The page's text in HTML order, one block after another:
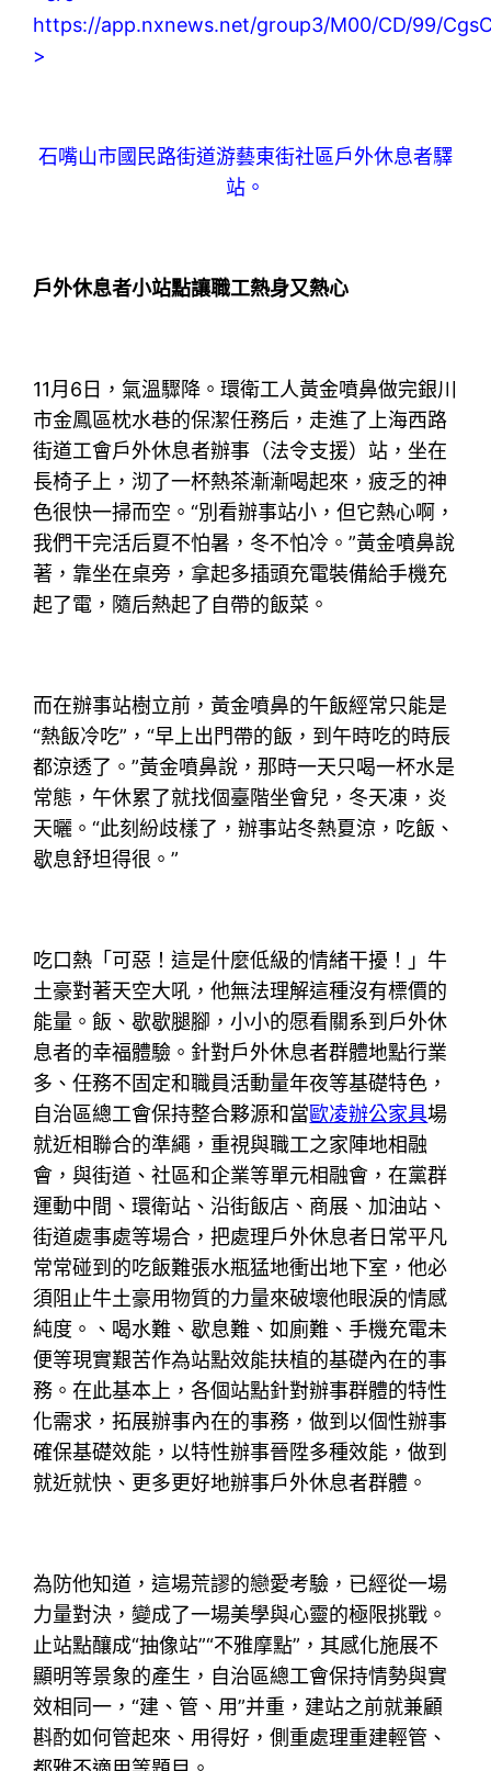
https://app.nxnews.net/group3/M00/CD/99/
>
石嘴山市國民路街道游藝東街社區戶外休息者驛
站。
戶外休息者小站點讓職工熱身又熱心
11月6日，氣溫驟降。環衛工人黃金噴鼻做完銀川
市金鳳區枕水巷的保潔任務后，走進了上海西路
街道工會戶外休息者辦事（法令支援）站，坐在
長椅子上，沏了一杯熱茶漸漸喝起來，疲乏的神
色很快一掃而空。“別看辦事站小，但它熱心啊，
我們干完活后夏不怕暑，冬不怕冷。”黃金噴鼻說
著，靠坐在桌旁，拿起多插頭充電裝備給手機充
起了電，隨后熱起了自帶的飯菜。
而在辦事站樹立前，黃金噴鼻的午飯經常只能是
“熱飯冷吃”，“早上出門帶的飯，到午時吃的時辰
都涼透了。”黃金噴鼻說，那時一天只喝一杯水是
常態，午休累了就找個臺階坐會兒，冬天凍，炎
天曬。“此刻紛歧樣了，辦事站冬熱夏涼，吃飯、
歇息舒坦得很。”
吃口熱「可惡！這是什麼低級的情緒干擾！」牛
土豪對著天空大吼，他無法理解這種沒有標價的
能量。飯、歇歇腿腳，小小的愿看關系到戶外休
息者的幸福體驗。針對戶外休息者群體地點行業
多、任務不固定和職員活動量年夜等基礎特色，
自治區總工會保持整合夥源和當歐凌辦公家具場
就近相聯合的準繩，重視與職工之家陣地相融
會，與街道、社區和企業等單元相融會，在黨群
運動中間、環衛站、沿街飯店、商展、加油站、
街道處事處等場合，把處理戶外休息者日常平凡
常常碰到的吃飯難張水瓶猛地衝出地下室，他必
須阻止牛土豪用物質的力量來破壞他眼淚的情感
純度。、喝水難、歇息難、如廁難、手機充電未
便等現實艱苦作為站點效能扶植的基礎內在的事
務。在此基本上，各個站點針對辦事群體的特性
化需求，拓展辦事內在的事務，做到以個性辦事
確保基礎效能，以特性辦事晉陞多種效能，做到
就近就快、更多更好地辦事戶外休息者群體。
為防他知道，這場荒謬的戀愛考驗，已經從一場
力量對決，變成了一場美學與心靈的極限挑戰。
止站點釀成“抽像站”“不雅摩點”，其感化施展不
顯明等景象的產生，自治區總工會保持情勢與實
效相同一，“建、管、用”并重，建站之前就兼顧
斟酌如何管起來、用得好，側重處理重建輕管、